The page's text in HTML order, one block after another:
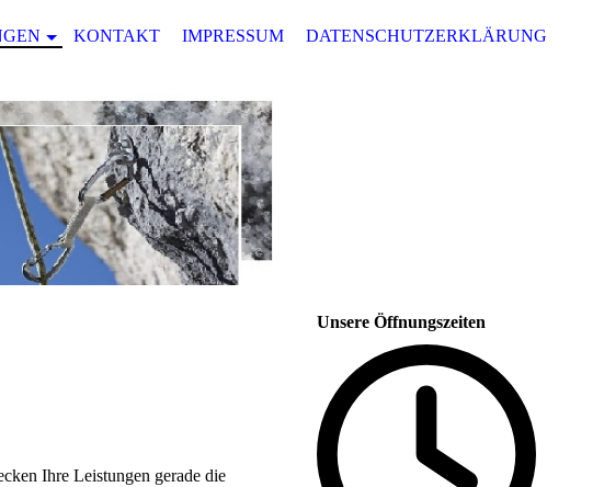
KONTAKT IMPRESSUM DATENSCHUTZERKLÄRUNG
Ihre Leistungen gerade die
Unsere Öffnungszeiten